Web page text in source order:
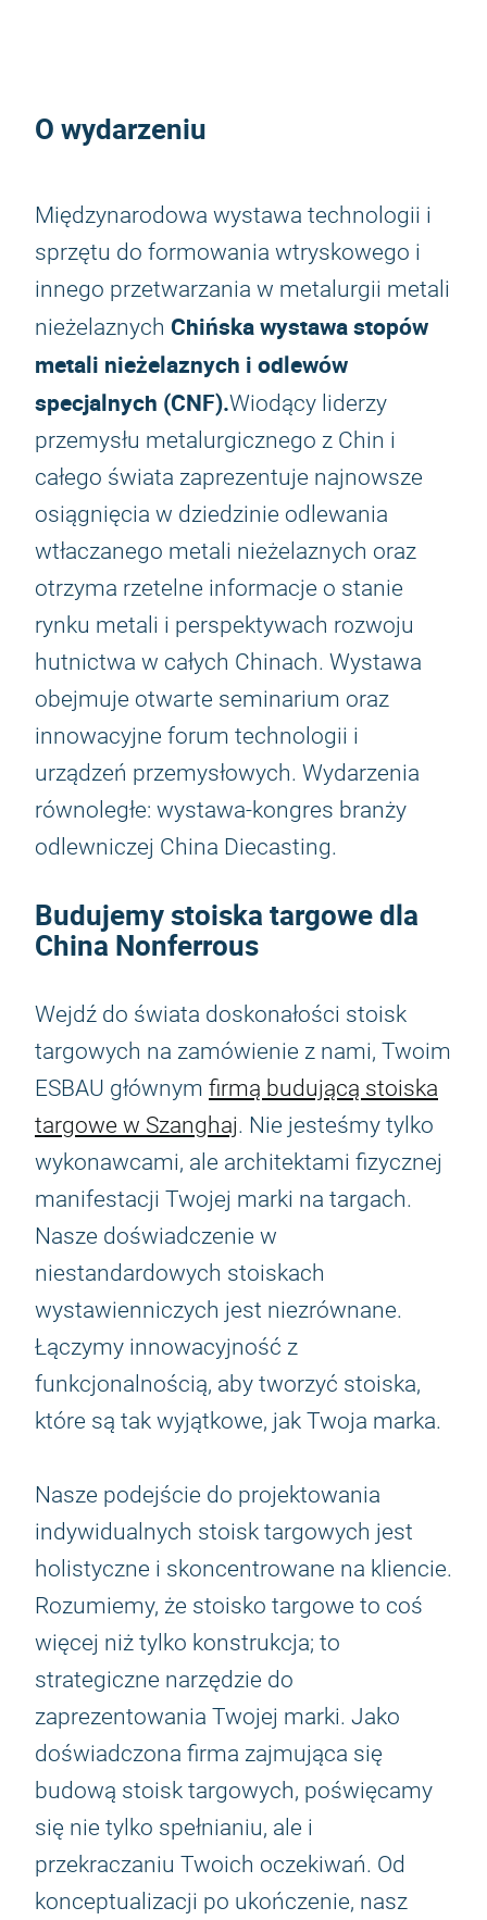
O wydarzeniu
Międzynarodowa wystawa technologii i
sprzętu do formowania wtryskowego i
innego przetwarzania w metalurgii metali
nieżelaznych Chińska wystawa stopów
metali nieżelaznych i odlewów
specjalnych (CNF).Wiodący liderzy
przemysłu metalurgicznego z Chin i
całego świata zaprezentuje najnowsze
osiągnięcia w dziedzinie odlewania
wtłaczanego metali nieżelaznych oraz
otrzyma rzetelne informacje o stanie
rynku metali i perspektywach rozwoju
hutnictwa w całych Chinach. Wystawa
obejmuje otwarte seminarium oraz
innowacyjne forum technologii i
urządzeń przemysłowych. Wydarzenia
równoległe: wystawa-kongres branży
odlewniczej China Diecasting.
Budujemy stoiska targowe dla
China Nonferrous
Wejdź do świata doskonałości stoisk
targowych na zamówienie z nami, Twoim
ESBAU głównym firmą budującą stoiska
targowe w Szanghaj. Nie jesteśmy tylko
wykonawcami, ale architektami fizycznej
manifestacji Twojej marki na targach.
Nasze doświadczenie w
niestandardowych stoiskach
wystawienniczych jest niezrównane.
Łączymy innowacyjność z
funkcjonalnością, aby tworzyć stoiska,
które są tak wyjątkowe, jak Twoja marka.
Nasze podejście do projektowania
indywidualnych stoisk targowych jest
holistyczne i skoncentrowane na kliencie.
Rozumiemy, że stoisko targowe to coś
więcej niż tylko konstrukcja; to
strategiczne narzędzie do
zaprezentowania Twojej marki. Jako
doświadczona firma zajmująca się
budową stoisk targowych, poświęcamy
się nie tylko spełnianiu, ale i
przekraczaniu Twoich oczekiwań. Od
konceptualizacji po ukończenie, nasz